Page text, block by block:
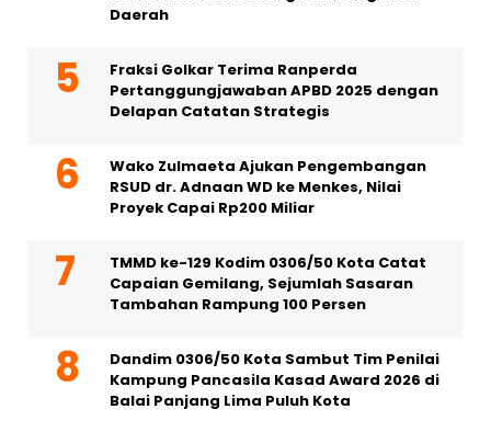
Daerah
Fraksi Golkar Terima Ranperda
Pertanggungjawaban APBD 2025 dengan
Delapan Catatan Strategis
Wako Zulmaeta Ajukan Pengembangan
RSUD dr. Adnaan WD ke Menkes, Nilai
Proyek Capai Rp200 Miliar
TMMD ke-129 Kodim 0306/50 Kota Catat
Capaian Gemilang, Sejumlah Sasaran
Tambahan Rampung 100 Persen
Dandim 0306/50 Kota Sambut Tim Penilai
Kampung Pancasila Kasad Award 2026 di
Balai Panjang Lima Puluh Kota